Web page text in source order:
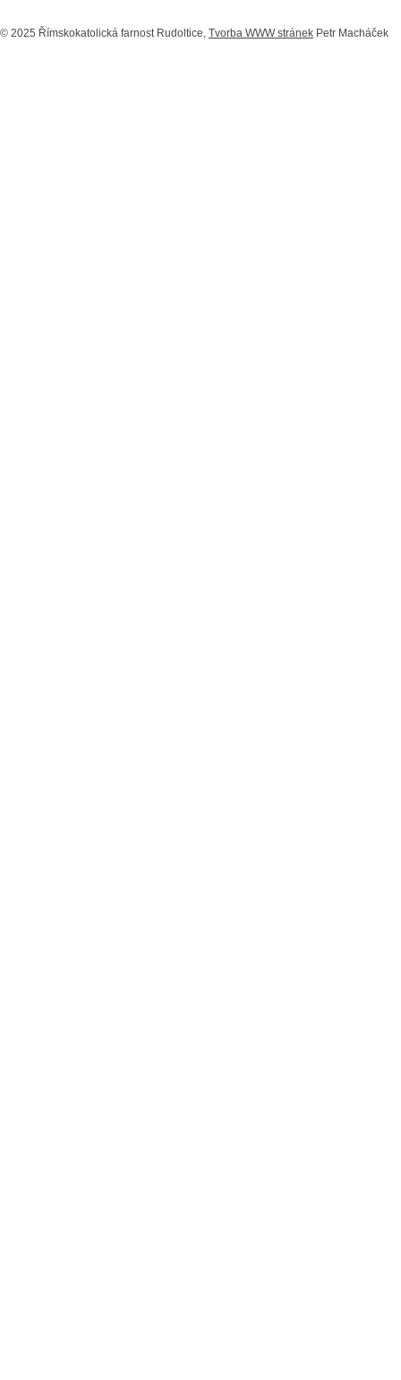
© 2025 Římskokatolická farnost Rudoltice, Tvorba WWW stránek Petr Macháček